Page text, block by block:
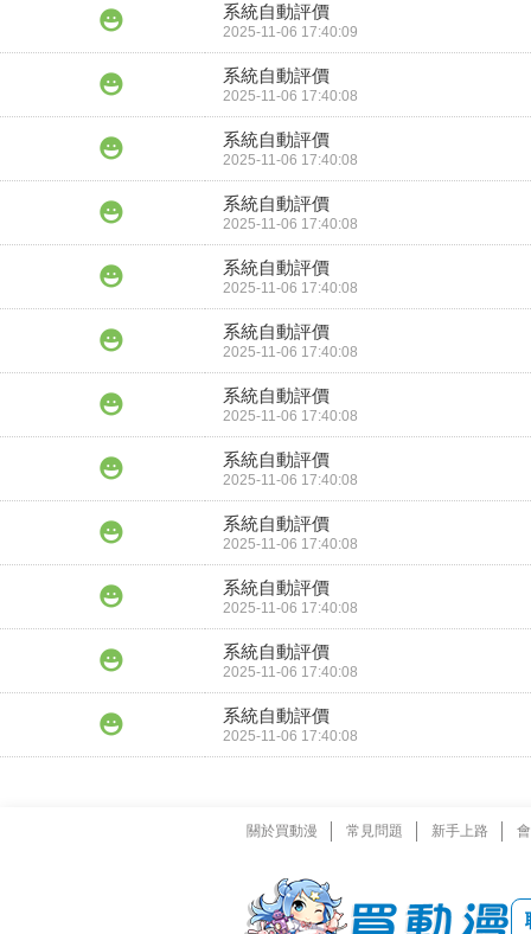
系統自動評價
2025-11-06 17:40:09
系統自動評價
2025-11-06 17:40:08
系統自動評價
2025-11-06 17:40:08
系統自動評價
2025-11-06 17:40:08
系統自動評價
2025-11-06 17:40:08
系統自動評價
2025-11-06 17:40:08
系統自動評價
2025-11-06 17:40:08
系統自動評價
2025-11-06 17:40:08
系統自動評價
2025-11-06 17:40:08
系統自動評價
2025-11-06 17:40:08
系統自動評價
2025-11-06 17:40:08
系統自動評價
2025-11-06 17:40:08
關於買動漫 常見問題 新手上路